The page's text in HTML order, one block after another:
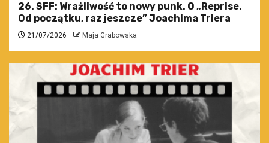
26. SFF: Wrażliwość to nowy punk. O „Reprise.
Od początku, raz jeszcze” Joachima Triera
21/07/2026 Maja Grabowska